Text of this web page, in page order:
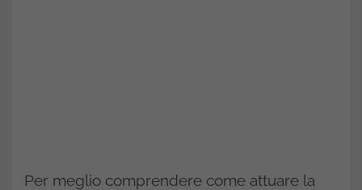
Per meglio comprendere come attuare la